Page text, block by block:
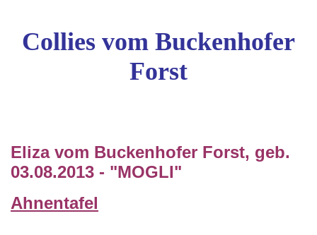
Collies vom Buckenhofer
Forst
Eliza vom Buckenhofer Forst, geb.
03.08.2013 - "MOGLI"
Ahnentafel